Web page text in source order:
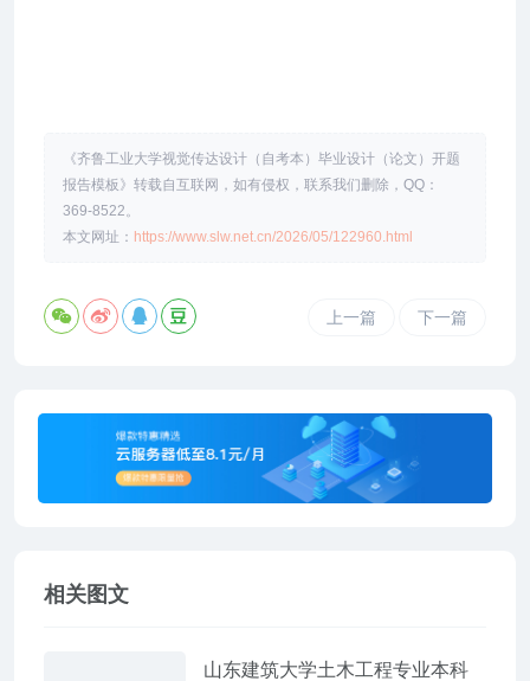
《齐鲁工业大学视觉传达设计（自考本）毕业设计（论文）开题
报告模板》转载自互联网，如有侵权，联系我们删除，QQ：
369-8522。
本文网址： https://www.slw.net.cn/2026/05/122960.html
上一篇 下一篇
相关图文
山东建筑大学土木工程专业本科